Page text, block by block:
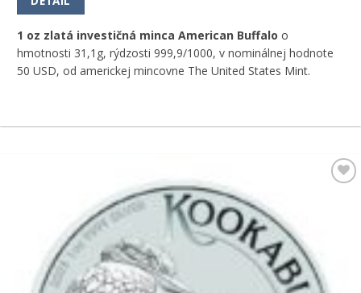
1 oz zlatá investičná minca American Buffalo o
hmotnosti 31,1g, rýdzosti 999,9/1000, v nominálnej hodnote
50 USD, od americkej mincovne The United States Mint.